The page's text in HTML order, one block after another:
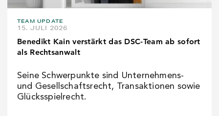
TEAM UPDATE
15. JULI 2026
Benedikt Kain verstärkt das DSC-Team ab sofort
als Rechtsanwalt
Seine Schwerpunkte sind Unternehmens-
und Gesellschaftsrecht, Transaktionen sowie
Glücksspielrecht.